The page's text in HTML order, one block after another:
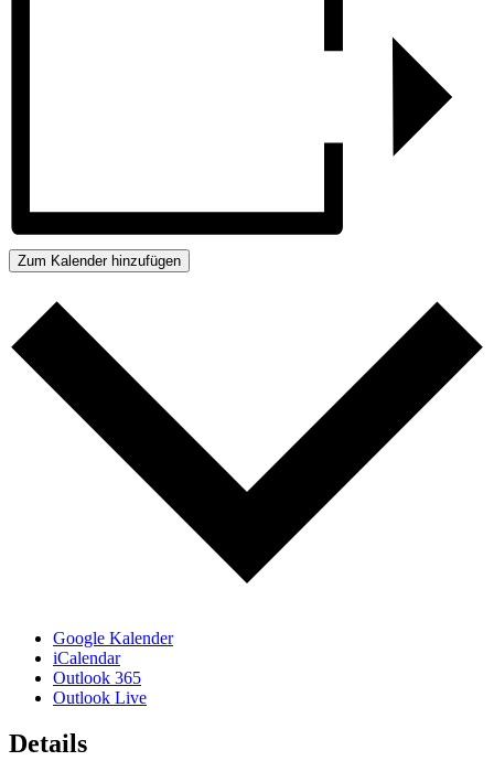
Zum Kalender hinzufügen
Google Kalender
iCalendar
Outlook 365
Outlook Live
Details